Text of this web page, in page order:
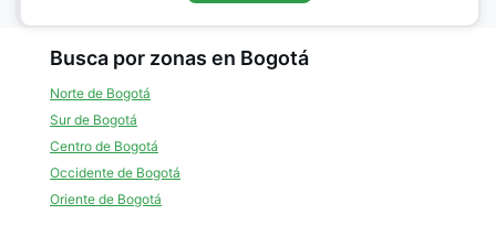
Busca por zonas en Bogotá
Norte de Bogotá
Sur de Bogotá
Centro de Bogotá
Occidente de Bogotá
Oriente de Bogotá